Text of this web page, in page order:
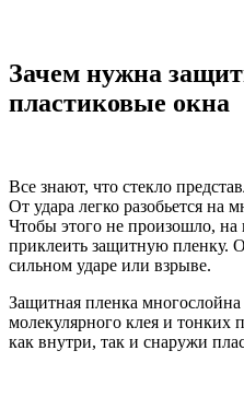
Зачем нужна
пластиковые окна
Все знают, что стекло
От удара легко разобьется на
Чтобы этого не произошло,
приклеить защитную пленку.
сильном ударе или взрыве.
Защитная пленка многослойна
молекулярного клея и тонких
как внутри, так и снаружи